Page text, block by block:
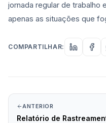
jornada regular de trabalho
apenas as situações que
COMPARTILHAR:
ANTERIOR
Relatório de